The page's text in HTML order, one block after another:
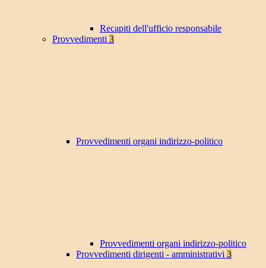
Recapiti dell'ufficio responsabile
Provvedimenti 3
Provvedimenti organi indirizzo-politico
Provvedimenti organi indirizzo-politico
Provvedimenti dirigenti - amministrativi 3